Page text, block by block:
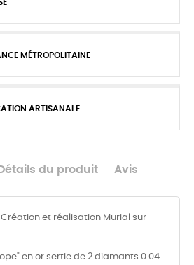
MÉTROPOLITAINE
ARTISANALE
Détails du produit Avis
et réalisation Murial sur
en or sertie de 2 diamants 0.04